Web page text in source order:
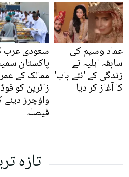
عماد وسیم کی
سابقہ اہلیہ نے
زندگی کے 'نئے باب'
کا آغاز کر دیا
سعودی عرب
ممالک کے
زائرین کو فوڈ
واؤچرز دینے
فیصلہ
تازہ